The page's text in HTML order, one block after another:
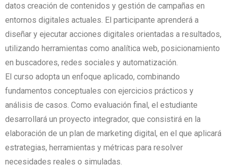
datos creación de contenidos y gestión de campañas en
entornos digitales actuales. El participante aprenderá a
diseñar y ejecutar acciones digitales orientadas a resultados,
utilizando herramientas como analítica web, posicionamiento
en buscadores, redes sociales y automatización.
El curso adopta un enfoque aplicado, combinando
fundamentos conceptuales con ejercicios prácticos y
análisis de casos. Como evaluación final, el estudiante
desarrollará un proyecto integrador, que consistirá en la
elaboración de un plan de marketing digital, en el que aplicará
estrategias, herramientas y métricas para resolver
necesidades reales o simuladas.